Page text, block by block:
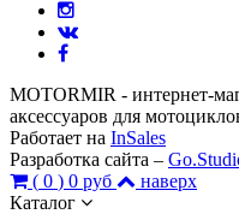
MOTORMIR - интернет-
аксессуаров для
Работает на InSales
Разработка сайта –
( 0 ) 0 руб
наверх
Каталог